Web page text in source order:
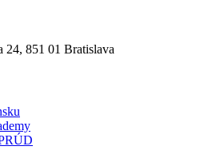
24, 851 01 Bratislava